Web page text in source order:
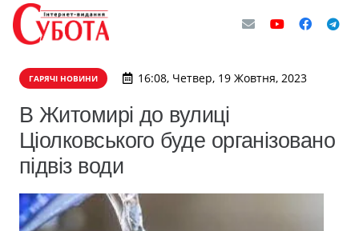
ГАРЯЧІ НОВИНИ 16:08, Четвер, 19 Жовтня, 2023
В Житомирі до вулиці
Ціолковського буде організовано
підвіз води